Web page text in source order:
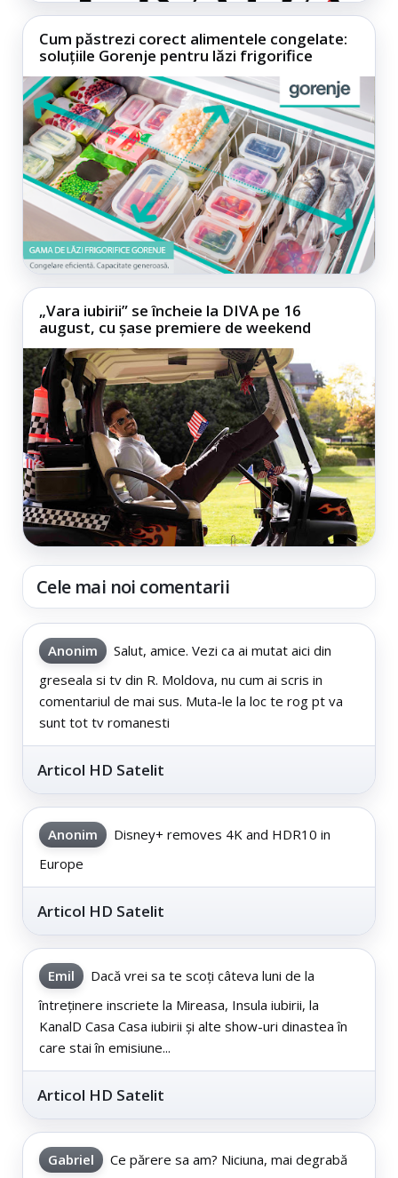
Cum păstrezi corect alimentele congelate:
soluțiile Gorenje pentru lăzi frigorifice
„Vara iubirii” se încheie la DIVA pe 16
august, cu șase premiere de weekend
Cele mai noi comentarii
Anonim
Salut, amice. Vezi ca ai mutat aici din
greseala si tv din R. Moldova, nu cum ai scris in
comentariul de mai sus. Muta-le la loc te rog pt va
sunt tot tv romanesti
Articol HD Satelit
Anonim
Disney+ removes 4K and HDR10 in
Europe
Articol HD Satelit
Emil
Dacă vrei sa te scoți câteva luni de la
întreținere inscriete la Mireasa, Insula iubirii, la
KanalD Casa Casa iubirii și alte show-uri dinastea în
care stai în emisiune...
Articol HD Satelit
Gabriel
Ce părere sa am? Niciuna, mai degrabă